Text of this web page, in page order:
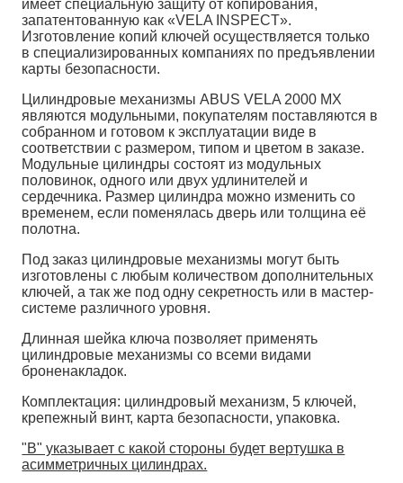
имеет специальную защиту от копирования,
запатентованную как «VELA INSPECT».
Изготовление копий ключей осуществляется только
в специализированных компаниях по предъявлении
карты безопасности.
Цилиндровые механизмы ABUS VELA 2000 MX
являются модульными, покупателям поставляются в
собранном и готовом к эксплуатации виде в
соответствии с размером, типом и цветом в заказе.
Модульные цилиндры состоят из модульных
половинок, одного или двух удлинителей и
сердечника. Размер цилиндра можно изменить со
временем, если поменялась дверь или толщина её
полотна.
Под заказ цилиндровые механизмы могут быть
изготовлены с любым количеством дополнительных
ключей, а так же под одну секретность или в мастер-
системе различного уровня.
Длинная шейка ключа позволяет применять
цилиндровые механизмы со всеми видами
броненакладок.
Комплектация: цилиндровый механизм, 5 ключей,
крепежный винт, карта безопасности, упаковка.
"В" указывает с какой стороны будет вертушка в
асимметричных цилиндрах.